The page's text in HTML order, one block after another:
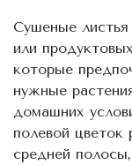
Сушеные
или
которые
нужные
домашних
полевой цветок
средней